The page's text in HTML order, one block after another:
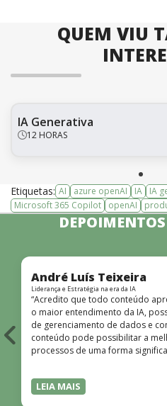
QUEM VIU
IA Generativa
12 HORAS
Etiquetas: AI azure openAI IA IA
Microsoft 365 Copilot
openAI
André Luís Teixeira
Liderança e Estratégia na era da IA
“Acredito que todo conteúdo
o maior entendimento da IA,
de gerenciamento de dados e
conteúdo pode possibilitar a
processos de uma forma
LEIA MAIS